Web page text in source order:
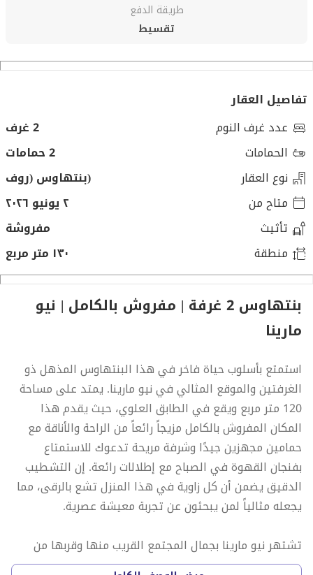
طريقة الدفع
تقسيط
تفاصيل العقار
عدد غرف النوم
2 غرف
الحمامات
2 حمامات
نوع العقار
(بنتهاوس (روف
متاح من
٢ يونيو ٢٠٢٦
تأثيث
مفروشة
منطقة
١٣٠ متر مربع
بنتهاوس 2 غرفة | مفروش بالكامل | نيو
مارينا
استمتع بأسلوب حياة فاخر في هذا البنتهاوس المذهل ذو
الغرفتين والموقع المثالي في نيو مارينا. يمتد على مساحة
120 متر مربع ويقع في الطابق العلوي، حيث يقدم هذا
المكان المفروش بالكامل مزيجاً رائعاً من الراحة والأناقة مع
حمامين مجهزين جيدًا وشرفة مريحة تدعوك للاستمتاع
بفنجان القهوة في الصباح مع إطلالات رائعة. إن التشطيب
الدقيق يضمن أن كل زاوية في هذا المنزل تشع بالرقى، مما
يجعله مثالياً لمن يبحثون عن تجربة معيشة عصرية.
تشتهر نيو مارينا بجمال المجتمع القريب منها وقربها من
المرافق الأساسية. على بُعد مسافة قصيرة، ستجد المتاجر